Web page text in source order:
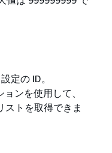
定の ID。
ンを使用して、
ストを取得できま